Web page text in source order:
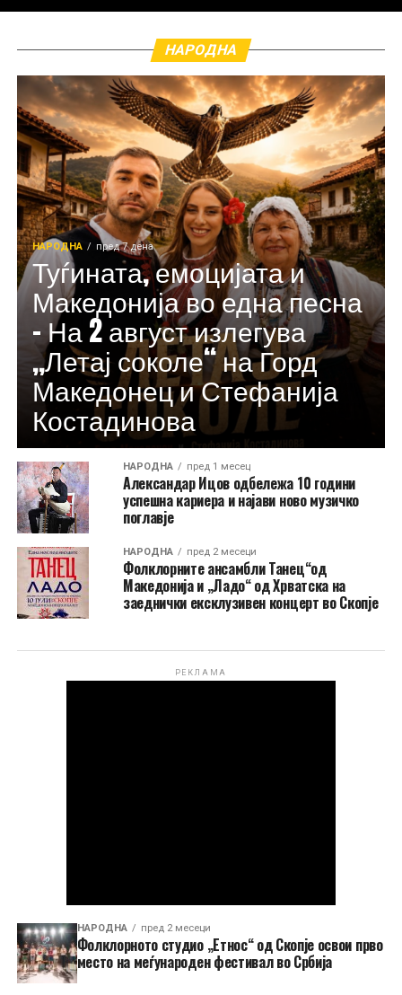
НАРОДНА
НАРОДНА пред 7 дена
Туѓината, емоцијата и
Македонија во една песна
– На 2 август излегува
„Летај соколе“ на Горд
Македонец и Стефанија
Костадинова
НАРОДНА пред 1 месец
Александар Ицов одбележа 10 години
успешна кариера и најави ново музичко
поглавје
НАРОДНА пред 2 месеци
Фолклорните ансамбли Танец“од
Македонија и „Ладо“ од Хрватска на
заеднички ексклузивен концерт во Скопје
РЕКЛАМА
НАРОДНА пред 2 месеци
Фолклорното студио „Етнос“ од Скопје освои прво
место на меѓународен фестивал во Србија